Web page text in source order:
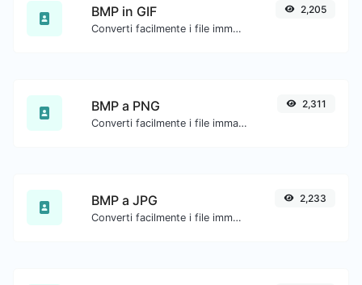
BMP in GIF
Converti facilmente i file immagine BMP in GIF.
2,205
BMP a PNG
Converti facilmente i file immagine BMP in PNG.
2,311
BMP a JPG
Converti facilmente i file immagine BMP in JPG.
2,233